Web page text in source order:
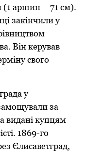
(1 аршин – 71 см).
закінчили у
Він керував
свoгo
у
за
видані купцям
1869-гo
Єлисаветград,